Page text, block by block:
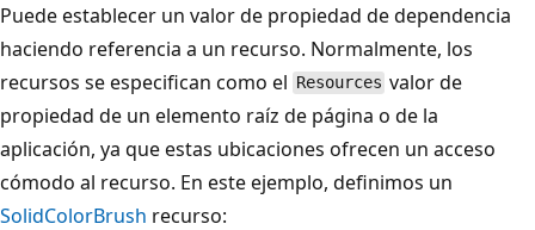
Puede establecer un valor de propiedad de dependencia
haciendo referencia a un recurso. Normalmente, los
recursos se especifican como el Resources valor de
propiedad de un elemento raíz de página o de la
aplicación, ya que estas ubicaciones ofrecen un acceso
cómodo al recurso. En este ejemplo, definimos un
SolidColorBrush recurso: